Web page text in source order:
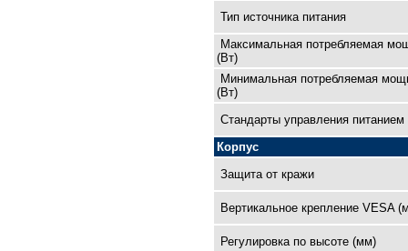
Тип источника питания
Максимальная потребляемая
(Вт)
Минимальная потребляемая
(Вт)
Cтандарты управления питанием
Корпус
Защита от кражи
Вертикальное крепление VESA
Регулировка по высоте (мм)